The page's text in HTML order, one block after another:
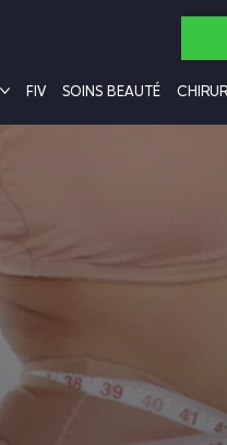
FIV SOINS BEAUTÉ